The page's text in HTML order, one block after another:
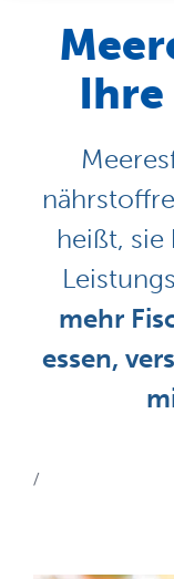
heißt, sie
mehr
essen,
/